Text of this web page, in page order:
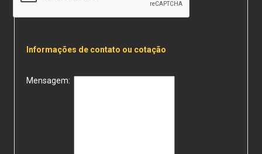
Informações de contato ou cotação
Mensagem: